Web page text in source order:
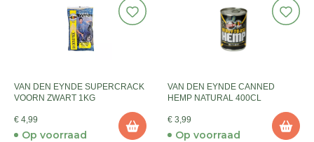
VAN DEN EYNDE SUPERCRACK
VOORN ZWART 1KG
€ 4,99
Op voorraad
VAN DEN EYNDE CANNED
HEMP NATURAL 400CL
€ 3,99
Op voorraad